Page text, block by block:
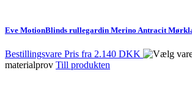
Eve MotionBlinds rullegardin Merino Antracit
Bestillingsvare Pris fra 2.140 DKK
materialprov Till produkten